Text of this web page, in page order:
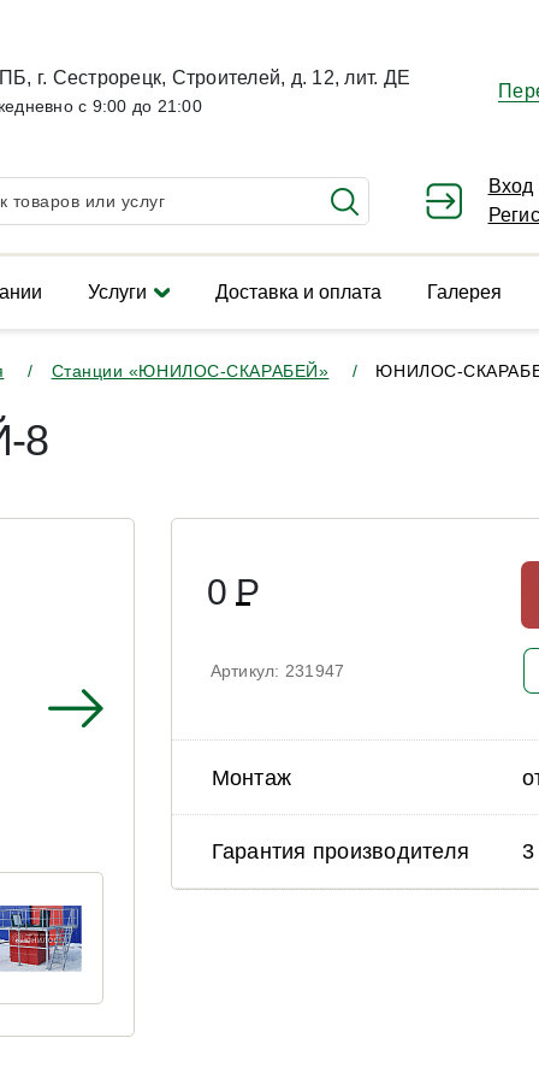
г. Сестрорецк, Строителей, д. 12, лит. ДЕ
с 9:00 до 21:00
Вход
Услуги Доставка и оплата Галерея
Станции «ЮНИЛОС-СКАРАБЕЙ» ЮНИЛОС-
8
0Р
Артикул: 231947
Монтаж
Гарантия производителя 3